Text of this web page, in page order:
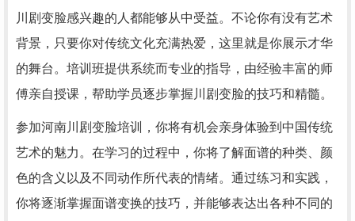
川剧变脸感兴趣的人都能够从中受益。不论你有没有艺术
背景，只要你对传统文化充满热爱，这里就是你展示才华
的舞台。培训班提供系统而专业的指导，由经验丰富的师
傅亲自授课，帮助学员逐步掌握川剧变脸的技巧和精髓。
参加河南川剧变脸培训，你将有机会亲身体验到中国传统
艺术的魅力。在学习的过程中，你将了解面谱的种类、颜
色的含义以及不同动作所代表的情绪。通过练习和实践，
你将逐渐掌握面谱变换的技巧，并能够表达出各种不同的